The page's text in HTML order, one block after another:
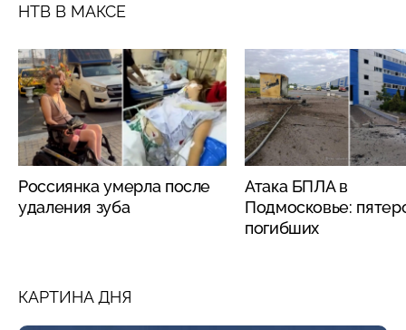
НТВ В МАКСЕ
Россиянка умерла после
удаления зуба
Атака БПЛА в
Подмосковье:
погибших
КАРТИНА ДНЯ